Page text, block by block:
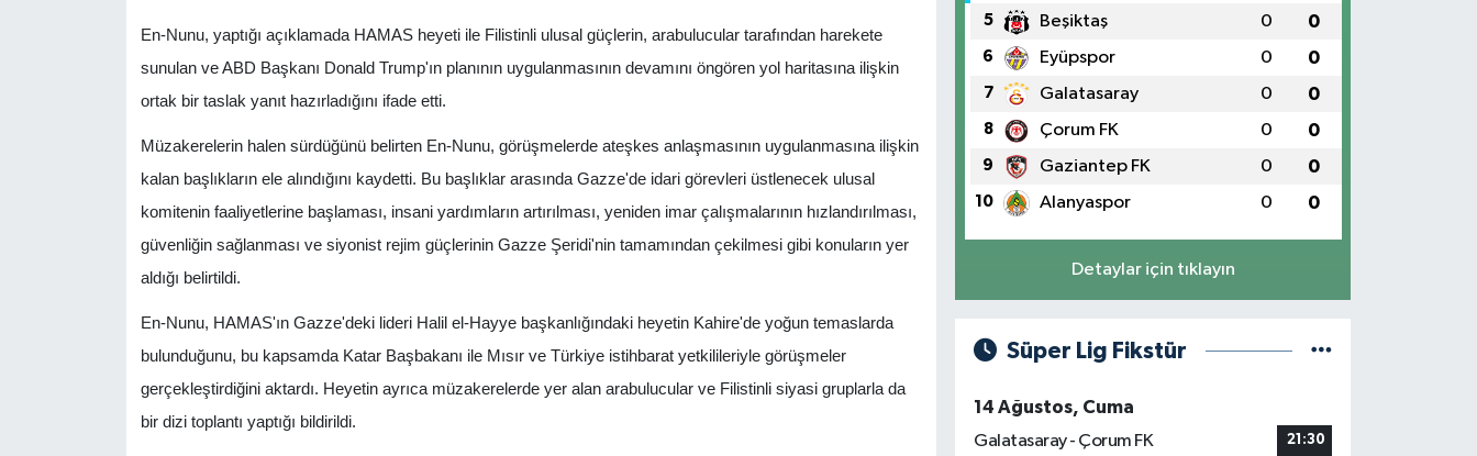
En-Nunu, yaptığı açıklamada HAMAS heyeti ile Filistinli ulusal güçlerin, arabulucular tarafından harekete
sunulan ve ABD Başkanı Donald Trump'ın planının uygulanmasının devamını öngören yol haritasına ilişkin
ortak bir taslak yanıt hazırladığını ifade etti.
Müzakerelerin halen sürdüğünü belirten En-Nunu, görüşmelerde ateşkes anlaşmasının uygulanmasına ilişkin
kalan başlıkların ele alındığını kaydetti. Bu başlıklar arasında Gazze'de idari görevleri üstlenecek ulusal
komitenin faaliyetlerine başlaması, insani yardımların artırılması, yeniden imar çalışmalarının hızlandırılması,
güvenliğin sağlanması ve siyonist rejim güçlerinin Gazze Şeridi'nin tamamından çekilmesi gibi konuların yer
aldığı belirtildi.
En-Nunu, HAMAS'ın Gazze'deki lideri Halil el-Hayye başkanlığındaki heyetin Kahire'de yoğun temaslarda
bulunduğunu, bu kapsamda Katar Başbakanı ile Mısır ve Türkiye istihbarat yetkilileriyle görüşmeler
gerçekleştirdiğini aktardı. Heyetin ayrıca müzakerelerde yer alan arabulucular ve Filistinli siyasi gruplarla da
bir dizi toplantı yaptığı bildirildi.
5 Beşiktaş 0 0
6 Eyüpspor 0 0
7 Galatasaray 0 0
8 Çorum FK 0 0
9 Gaziantep FK 0 0
10 Alanyaspor 0 0
Detaylar için tıklayın
Süper Lig Fikstür
14 Ağustos, Cuma
Galatasaray - Çorum FK
21:30